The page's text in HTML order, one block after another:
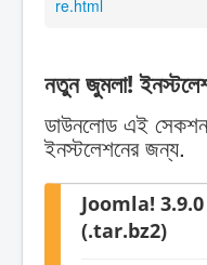
re.html
নতুন জুমলা!
ডাউনলোড এই
ইনস্টলেশনের জন্য.
Joomla!
(.tar.bz2)